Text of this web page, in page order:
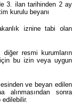
3. ilan tarihinden 2 ay
kurulu beyanı
iznine tabi olan
resmi kurumların
bu izin veya uygun
ve beyan edilen
alınmasından sonra
edilebilir.